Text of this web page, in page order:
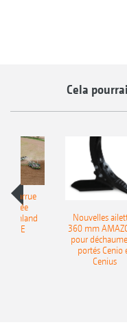
Cela
charrue
portée
Onland
Nouvelles
360 mm
pour
portés Cenio
Cenius